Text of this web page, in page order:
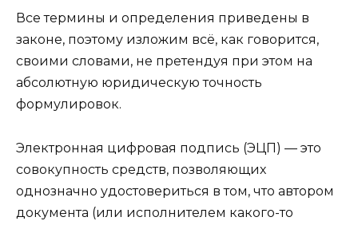
Все термины и определения приведены в
законе, поэтому изложим всё, как говорится,
своими словами, не претендуя при этом на
абсолютную юридическую точность
формулировок.
Электронная цифровая подпись (ЭЦП) — это
совокупность средств, позволяющих
однозначно удостовериться в том, что автором
документа (или исполнителем какого-то